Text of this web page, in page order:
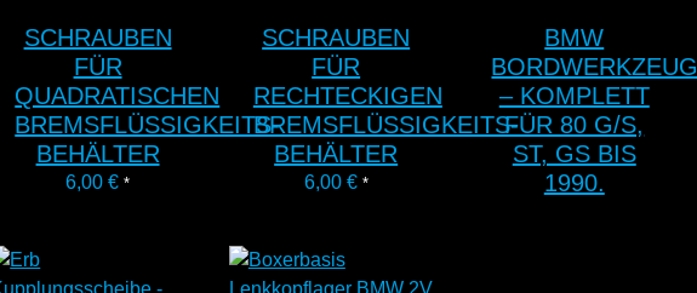
SCHRAUBEN
FÜR
QUADRATISCHEN
BREMSFLÜSSIGKEITS-
BEHÄLTER
6,00€ *
SCHRAUBEN
FÜR
RECHTECKIGEN
BREMSFLÜSSIGKEITS-
BEHÄLTER
6,00 € *
BMW
BORDWERKZEUG
– KOMPLETT
FÜR 80 G/S,
ST, GS BIS
1990.